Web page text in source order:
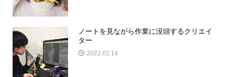
ノートを見ながら作業に没頭するクリエイ
ター
2022.02.14